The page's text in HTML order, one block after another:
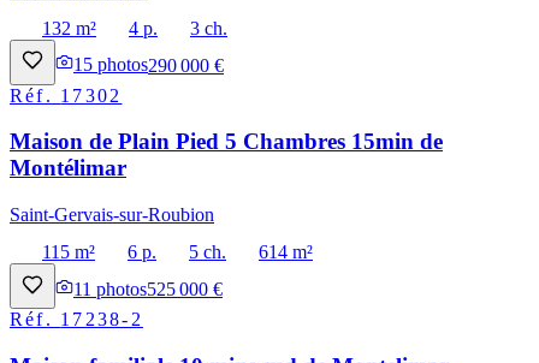
132 m²
4 p.
3 ch.
15 photos290 000 €
Réf. 17302
Maison de Plain Pied 5 Chambres 15min de
Montélimar
Saint-Gervais-sur-Roubion
115 m²
6 p. 5 ch.
614 m²
11 photos525 000 €
Réf. 17238-2